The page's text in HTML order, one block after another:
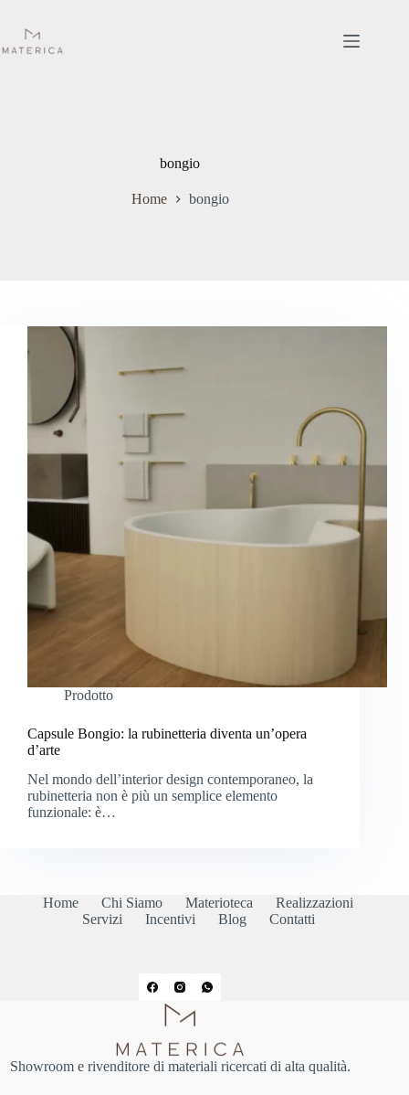
contenuto
bongio
Home bongio
Prodotto
Capsule Bongio: la rubinetteria diventa un’opera
d’arte
Nel mondo dell’interior design contemporaneo, la
rubinetteria non è più un semplice elemento
funzionale: è…
Home Chi Siamo Materioteca
Realizzazioni
Servizi
Incentivi Blog Contatti
Showroom e rivenditore di materiali ricercati di alta qualità.